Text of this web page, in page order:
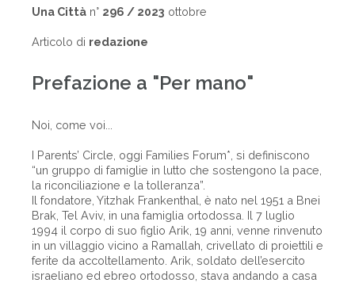
Una Città n° 296 / 2023 ottobre
Articolo di redazione
Prefazione a "Per mano"
Noi, come voi...
I Parents’ Circle, oggi Families Forum*, si definiscono
“un gruppo di famiglie in lutto che sostengono la pace,
la riconciliazione e la tolleranza”.
Il fondatore, Yitzhak Frankenthal, è nato nel 1951 a Bnei
Brak, Tel Aviv, in una famiglia ortodossa. Il 7 luglio
1994 il corpo di suo figlio Arik, 19 anni, venne rinvenuto
in un villaggio vicino a Ramallah, crivellato di proiettili e
ferite da accoltellamento. Arik, soldato dell’esercito
israeliano ed ebreo ortodosso, stava andando a casa